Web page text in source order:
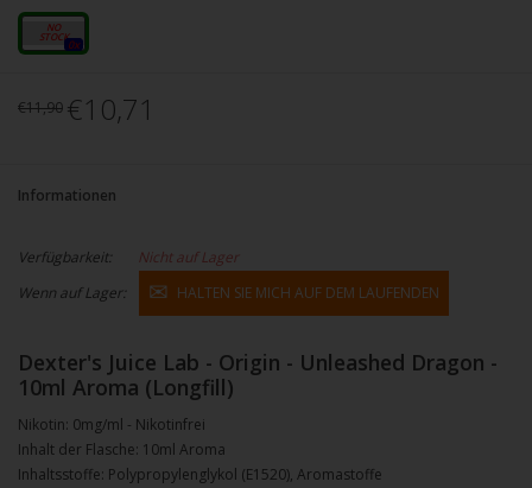
10ml
0x
€11,90 €10,71
Informationen
Verfügbarkeit:
Nicht auf Lager
Wenn auf Lager:
HALTEN SIE MICH AUF DEM LAUFENDEN
Dexter's Juice Lab - Origin - Unleashed Dragon -
10ml Aroma (Longfill)
Nikotin: 0mg/ml - Nikotinfrei
Inhalt der Flasche: 10ml Aroma
Inhaltsstoffe: Polypropylenglykol (E1520), Aromastoffe